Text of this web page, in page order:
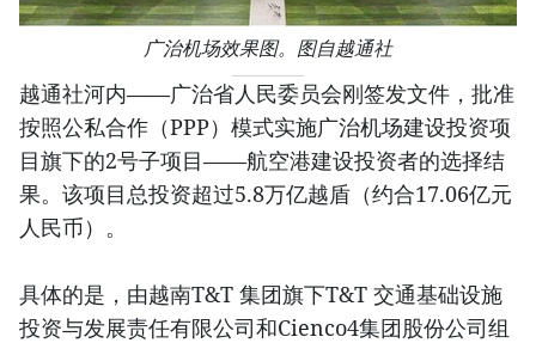
广治机场效果图。图自越通社
越通社河内——广治省人民委员会刚签发文件，批准
按照公私合作（PPP）模式实施广治机场建设投资项
目旗下的2号子项目——航空港建设投资者的选择结
果。该项目总投资超过5.8万亿越盾（约合17.06亿元
人民币）。
具体的是，由越南T&T 集团旗下T&T 交通基础设施
投资与发展责任有限公司和Cienco4集团股份公司组